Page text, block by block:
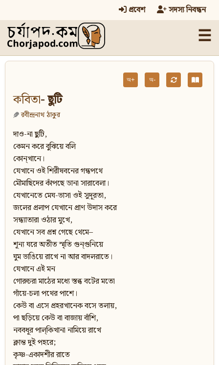
প্রবেশ সদস্য নিবন্ধন
☰
অ+ অ-
কবিতা- ছুটি
রবীন্দ্রনাথ ঠাকুর
দাও-না ছুটি,
কেমন করে বুঝিয়ে বলি
কোন্‌খানে।
যেখানে ওই শিরীষবনের গন্ধপথে
মৌমাছিদের কাঁপছে ডানা সারাবেলা।
যেখানেতে মেঘ-ভাসা ওই সুদূরতা,
জলের প্রলাপ যেখানে প্রাণ উদাস করে
সন্ধ্যাতারা ওঠার মুখে,
যেখানে সব প্রশ্ন গেছে থেমে–
শূন্য ঘরে অতীত স্মৃতি গুন্‌গুনিয়ে
ঘুম ভাঙিয়ে রাখে না আর বাদলরাতে।
যেখানে এই মন
গোরুচরা মাঠের মধ্যে স্তব্ধ বটের মতো
গাঁয়ে-চলা পথের পাশে।
কেউ বা এসে প্রহরখানেক বসে তলায়,
পা ছড়িয়ে কেউ বা বাজায় বাঁশি,
নববধূর পাল্‌কিখানা নামিয়ে রাখে
ক্লান্ত দুই পহরে;
কৃষ্ণ-একাদশীর রাতে